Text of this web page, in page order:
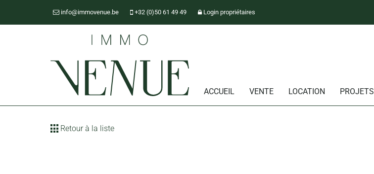
info@immovenue.be +32 (0)50 61 49 49 Login propriétaires
ACCUEIL VENTE LOCATION PROJETS
Retour à la liste